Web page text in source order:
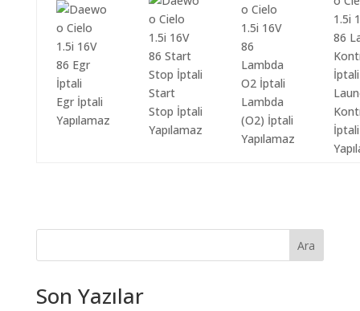
Egr İptali
Yapılamaz
Start
Stop İptali
Yapılamaz
Lambda
(O2) İptali
Yapılamaz
İptali
Ara
Son Yazılar